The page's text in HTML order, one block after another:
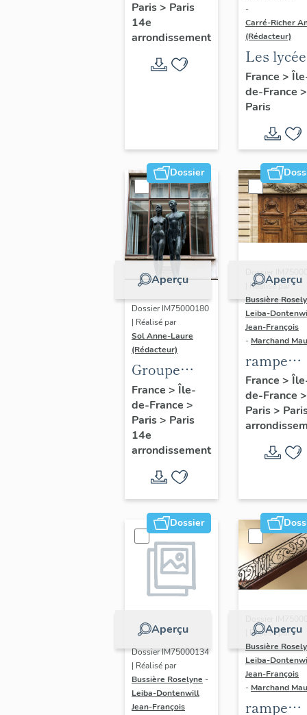
Paris> Paris
14e
arrondissement
-
Carré-Richer
(Rédacteur)
Les
Jean-
Dondel
Roger
Dhuit
France >
de-France >
Paris
Dossier
Aperçu
Dossier IM75000180
| Réalisé par
Sol Anne-Laure
(Rédacteur)
Groupe
sculpté :
Les
Adolescents
France > Île-
de-France >
Paris> Paris
14e
arrondissement
Aperçu
Dossier
| Réalisé par
Bussière
Leiba-
Jean-François
- Marchand
rampe
d'appui,
escalier
l' hôtel
(non
France >
de-France >
Paris>
Dossier
Aperçu
Dossier IM75000134
| Réalisé par
Bussière Roselyne -
Leiba-Dontenwill
Jean-François
Aperçu
| Réalisé par
Bussière
Leiba-
Jean-François
- Marchand
rampe